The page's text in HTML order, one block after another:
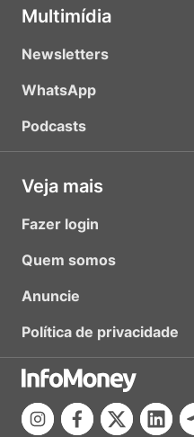
Multimídia
Newsletters
WhatsApp
Podcasts
Veja mais
Fazer login
Quem somos
Anuncie
Política de privacidade